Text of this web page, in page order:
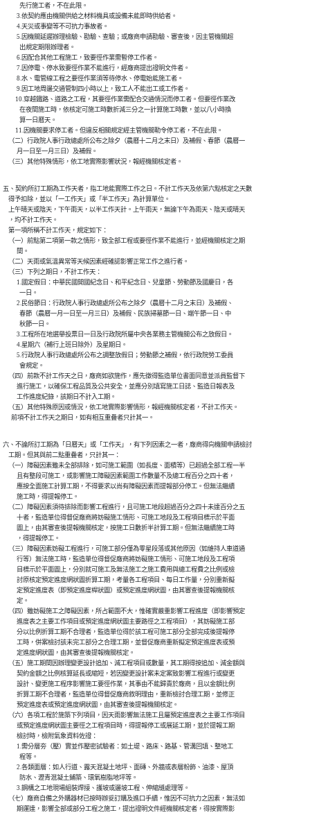
            先行施工者，不在此限。
          3.依契約應由機關供給之材料機具或設備未能即時供給者。
          4.天災或事變等不可抗力事故者。
          5.因機關延遲辦理檢驗、勘驗、查驗；或廠商申請勘驗、審查後，因主管機關超
            出規定期限辦理者。
          6.因配合其他工程施工，致要徑作業需暫停工作者。
          7.因停電、停水致要徑作業不能進行，經廠商提出證明文件者。
          8.水、電管線工程之要徑作業須等待停水、停電始能施工者。
          9.因工地周邊交通管制四小時以上，致工人不能出工或工作者。
         10.穿越鐵路、道路之工程，其要徑作業需配合交通情況而停工者。但要徑作業改
            在夜間施工時，依核定可施工時數折減三分之一計算施工時數，並以八小時換
            算一日曆天。
         11.因機關要求停工者。但違反相關規定經主管機關勒令停工者，不在此限。
    （二）行政院人事行政總處所公布之除夕（農曆十二月之末日）及補假、春節（農曆一
          月一日至一月三日）及補假。
    （三）其他特殊情形，依工地實際影響狀況，報經機關核定者。
五、契約所訂工期為工作天者，指工地能實際工作之日。不計工作天及依第六點核定之天數
    得予扣除，並以「一工作天」或「半工作天」為計算單位。
    上午晴天或陰天，下午雨天，以半工作天計。上午雨天，無論下午為雨天、陰天或晴天
    ，均不計工作天。
    第一項所稱不計工作天，規定如下：
    （一）前點第二項第一款之情形，致全部工程或要徑作業不能進行，並經機關核定之期
          間。
    （二）天雨或氣溫異常等天候因素經確認影響正常工作之進行者。
    （三）下列之期日，不計工作天：
          1.國定假日：中華民國開國紀念日、和平紀念日、兒童節、勞動節及國慶日，各
            一日。
          2.民俗節日：行政院人事行政總處所公布之除夕（農曆十二月之末日）及補假、
            春節（農曆一月一日至一月三日）及補假、民族掃墓節一日、端午節一日、中
            秋節一日。
          3.工程所在地選舉投票日一日及行政院所屬中央各業務主管機關公布之放假日。
          4.星期六（補行上班日除外）及星期日。
          5.行政院人事行政總處所公布之調整放假日；勞動節之補假，依行政院勞工委員
            會規定。
    （四）前款不計工作天之日，廠商如欲施作，應先徵得監造單位書面同意並派員監督下
          進行施工，以確保工程品質及公共安全，並應分別填寫施工日誌、監造日報表及
          工作進度紀錄，該期日不計入工期。
    （五）其他特殊原因或情況，依工地實際影響情形，報經機關核定者，不計工作天。
      前項不計工作天之期日，如有相互重疊者只計其一。
六、不論所訂工期為「日曆天」或「工作天」，有下列因素之一者，廠商得向機關申請檢討
    工期。但其與前二點重疊者，只計其一：
    （一）障礙因素雖未全部排除，如可施工範圍（如長度、面積等）已超過全部工程一半
          且有整段可施工，或影響施工障礙因素範圍工作數量不及總工程百分之四十者，
          應按全面施工計算工期，不得要求以尚有障礙因素而提報部分停工。但無法繼續
          施工時，得提報停工。
    （二）障礙因素須待排除而影響工程進行，且可施工地段超過百分之四十未達百分之五
          十者，監造單位得督促廠商將妨礙施工情形、可施工地段及工程項目標示於平面
          圖上，由其審查後提報機關核定，按施工日數折半計算工期。但無法繼續施工時
          ，得提報停工。
    （三）障礙因素妨礙工程進行，可施工部分僅為零星段落或其他原因（如維持人車道通
          行等）無法施工時，監造單位得督促廠商將妨礙施工情形、可施工地段及工程項
          目標示於平面圖上，分別就可施工及無法施工之施工費用與總工程費之比例或檢
          討原核定預定進度網狀圖折算工期，考量各工程項目、每日工作量，分別重新擬
          定預定進度表（即預定進度桿狀圖）或預定進度網狀圖，由其審查後提報機關核
          定。
    （四）雖妨礙施工之障礙因素，所占範圍不大，惟確實嚴重影響工程進度（即影響預定
          進度表之主要工作項目或預定進度網狀圖主要路徑之工程項目），其妨礙施工部
          分以比例折算工期不合理者，監造單位得於該工程可施工部分全部完成後提報停
          工時，併案檢討該未完工部分之合理工期，並督促廠商重新擬定預定進度表或預
          定進度網狀圖，由其審查後提報機關核定。
    （五）施工期間因辦理變更設計追加、減工程項目或數量，其工期得按追加、減金額與
          契約金額之比例核算延長或縮短，若因變更設計案未定案致影響工程進行或變更
          設計、變更施工程序影響施工要徑作業，其事由不能歸責於廠商，且以金額比例
          折算工期不合理者，監造單位得督促廠商敘明理由，重新檢討合理工期，並修正
          預定進度表或預定進度網狀圖，由其審查後提報機關核定。
    （六）各項工程於施築下列項目，因天雨影響無法施工且屬預定進度表之主要工作項目
          或預定進度網狀圖主要徑之工程項目時，得提報停工或展延工期，並於提報工期
          檢討時，檢附氣象資料佐證：
          1.需分層夯（壓）實並作壓密試驗者：如土堤、路床、路基、管溝回填、整地工
            程等。
          2.各類面層：如人行道、露天混凝土地坪、面磚、外牆或表層粉飾、油漆、屋頂
            防水、瀝青混凝土鋪築、環氧樹脂地坪等。
          3.鋼構之工地現場組裝焊接、護坡或邊坡工程、伸縮縫處理等。
    （七）廠商自備之外購器材已按時辦妥訂購及進口手續，惟因不可抗力之因素，無法如
          期運達，影響全部或部分工程之施工，提出證明文件經機關核定者，得按實際影